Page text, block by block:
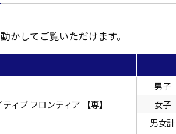
かしてご覧いただけます。
ィブ フロンティア 【専】
男子
女子
男女計